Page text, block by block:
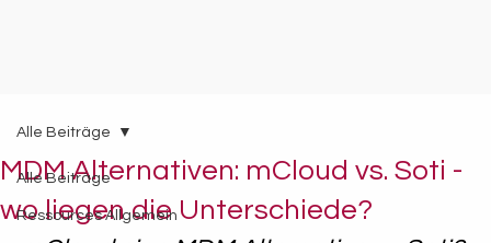
Alle Beiträge
Ressources Allgemein
Alle Beiträge
MDM Alternativen: mCloud vs. Soti -
wo liegen die Unterschiede?